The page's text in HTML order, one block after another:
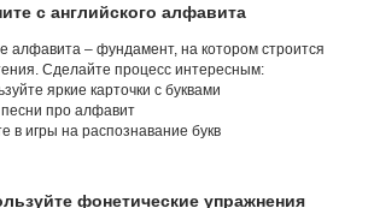
с английского алфавита
алфавита – фундамент, на котором строится
Сделайте процесс интересным:
яркие карточки с буквами
про алфавит
в игры на распознавание букв
фонетические упражнения